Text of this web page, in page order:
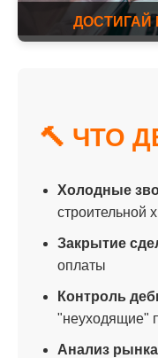
🔨 ЧТО
Холодные
строительной
Закрытие
оплаты
Контроль
"неуходящие"
Анализ рынка